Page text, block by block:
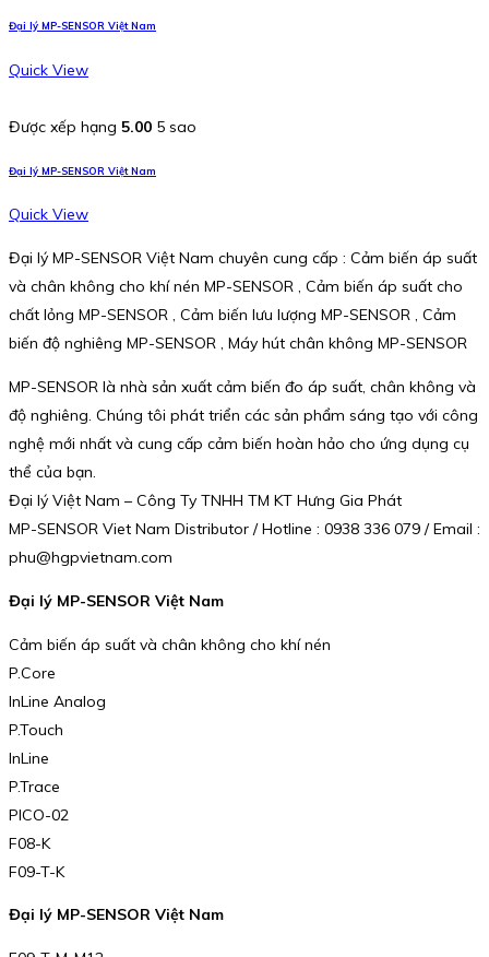
Đại lý MP-SENSOR Việt Nam
Quick View
Được xếp hạng 5.00 5 sao
Đại lý MP-SENSOR Việt Nam
Quick View
Đại lý MP-SENSOR Việt Nam chuyên cung cấp : Cảm biến áp suất
và chân không cho khí nén MP-SENSOR , Cảm biến áp suất cho
chất lỏng MP-SENSOR , Cảm biến lưu lượng MP-SENSOR , Cảm
biến độ nghiêng MP-SENSOR , Máy hút chân không MP-SENSOR
MP-SENSOR là nhà sản xuất cảm biến đo áp suất, chân không và
độ nghiêng. Chúng tôi phát triển các sản phẩm sáng tạo với công
nghệ mới nhất và cung cấp cảm biến hoàn hảo cho ứng dụng cụ
thể của bạn.
Đại lý Việt Nam – Công Ty TNHH TM KT Hưng Gia Phát
MP-SENSOR Viet Nam Distributor / Hotline : 0938 336 079 / Email :
phu@hgpvietnam.com
Đại lý MP-SENSOR Việt Nam
Cảm biến áp suất và chân không cho khí nén
P.Core
InLine Analog
P.Touch
InLine
P.Trace
PICO-02
F08-K
F09-T-K
Đại lý MP-SENSOR Việt Nam